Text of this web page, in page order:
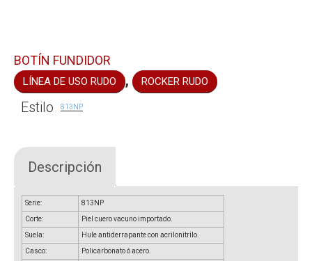
BOTÍN FUNDIDOR
LÍNEA DE USO RUDO , ROCKER RUDO
Estilo 813NP
Descripción
Serie: 813NP
Corte: Piel cuero vacuno importado.
Suela: Hule antiderrapante con acrilonitrilo.
Casco: Policarbonato ó acero.